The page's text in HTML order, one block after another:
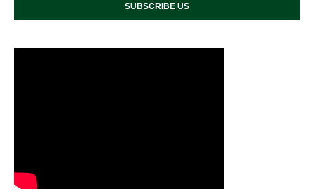
SUBSCRIBE US